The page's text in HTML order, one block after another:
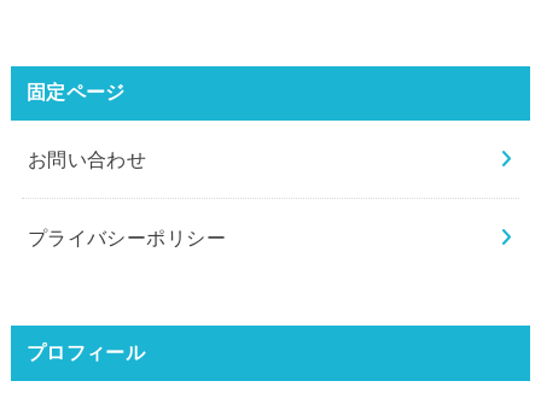
固定ページ
お問い合わせ
プライバシーポリシー
プロフィール